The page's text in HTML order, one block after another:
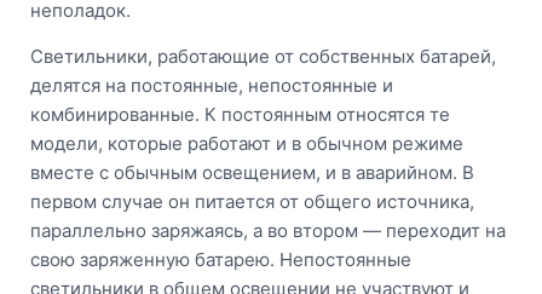
неполадок.
Светильники, работающие от собственных батарей,
делятся на постоянные, непостоянные и
комбинированные. К постоянным относятся те
модели, которые работают и в обычном режиме
вместе с обычным освещением, и в аварийном. В
первом случае он питается от общего источника,
параллельно заряжаясь, а во втором — переходит на
свою заряженную батарею. Непостоянные
светильники в общем освещении не участвуют и